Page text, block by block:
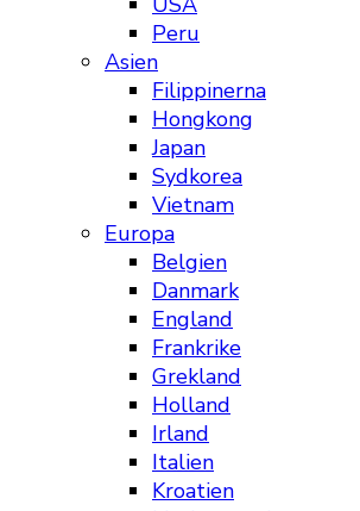
Peru
Asien
Filippinerna
Hongkong
Japan
Sydkorea
Vietnam
Europa
Belgien
Danmark
England
Frankrike
Grekland
Holland
Irland
Italien
Kroatien